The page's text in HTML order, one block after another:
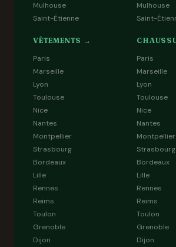
Mulhouse
Saint-Étienne
Mulhouse
Saint-
VÊTEMENTS →
Paris
Marseille
Lyon
Toulouse
Nice
Nantes
Montpellier
Strasbourg
Bordeaux
Lille
Rennes
Reims
Toulon
Grenoble
Dijon
Paris
Marseille
Lyon
Toulouse
Nice
Nantes
Montpellier
Strasbourg
Bordeaux
Lille
Rennes
Reims
Toulon
Grenoble
Dijon